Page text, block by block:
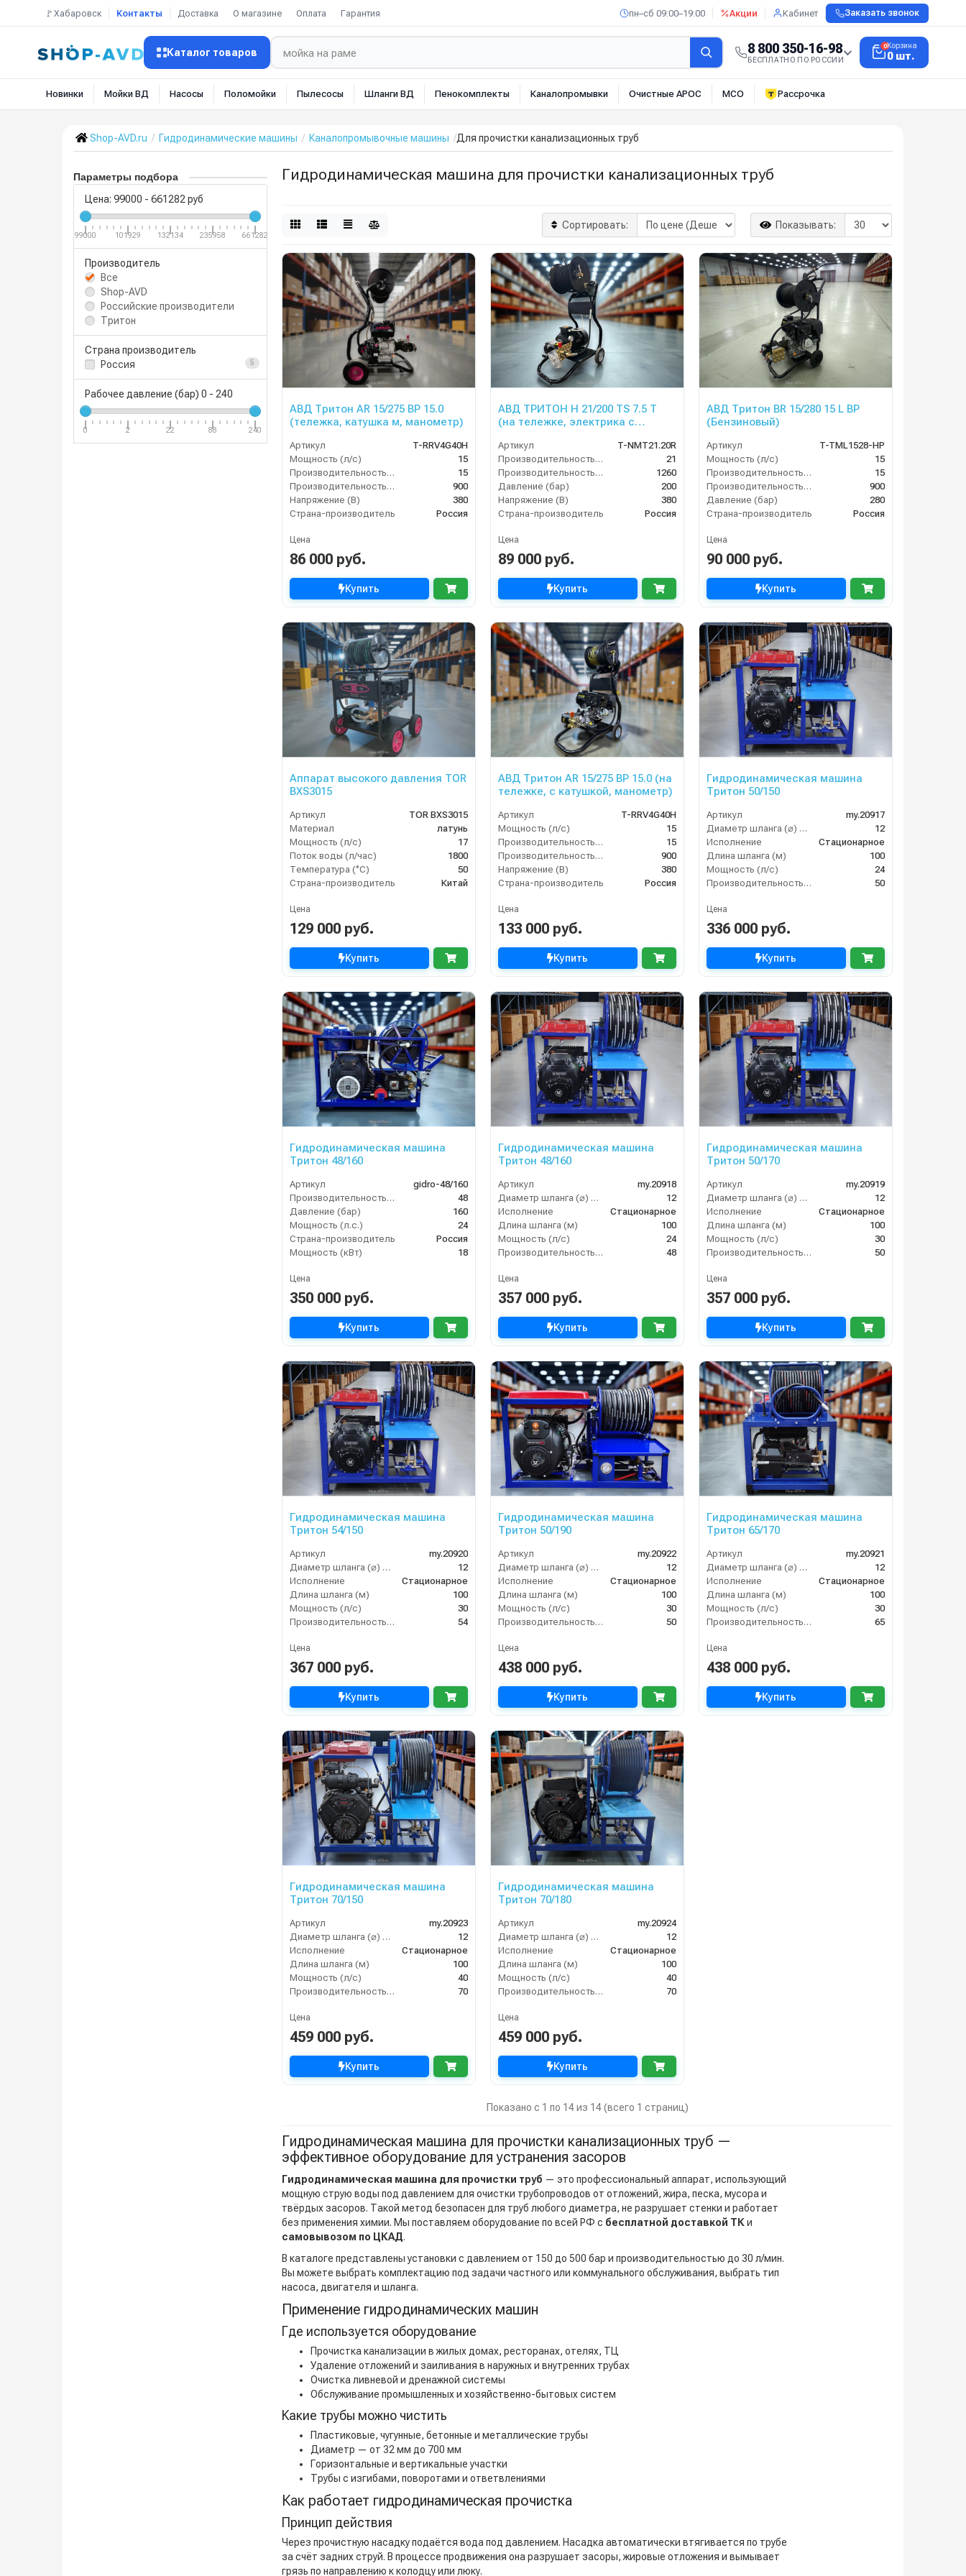
🚩Хабаровск Контакты Доставка О магазине Оплата Гарантия пн–сб 09:00–19:00 Акции Кабинет Заказать звонок
Каталог товаров 8 800 350-16-98
БЕСПЛАТНО ПО РОССИИ
0Корзина
0 шт.
Новинки Мойки ВД Насосы Поломойки Пылесосы Шланги ВД Пенокомплекты Каналопромывки Очистные АРОС МСО Рассрочка
Shop-AVD.ru Гидродинамические машины Каналопромывочные машины Для прочистки канализационных труб
Параметры подбора
Цена: 99000 - 661282 руб
99000 101929 132134 235958 661282
Производитель
Все
Shop-AVD
Российские производители
Тритон
Страна производитель
Россия
5
Рабочее давление (бар) 0 - 240
0 2 22 88 240
Гидродинамическая машина для прочистки канализационных труб
Сортировать: Показывать:
АВД Тритон AR 15/275 ВР 15.0
(тележка, катушка м, манометр)
Артикул
T-RRV4G40H
Мощность (л/с)
15
Производительность (л/мин)
15
Производительность (л/ч)
900
Напряжение (В)
380
Страна-производитель
Россия
Цена
86 000 руб.
Купить
АВД ТРИТОН H 21/200 TS 7.5 T
(на тележке, электрика с
Артикул
T-NMT21.20R
Производительность (л/мин)
21
Производительность (л/ч)
1260
Давление (бар)
200
Напряжение (В)
380
Страна-производитель
Россия
Цена
89 000 руб.
Купить
АВД Тритон BR 15/280 15 L BP
(Бензиновый)
Артикул
T-TML1528-HP
Мощность (л/с)
15
Производительность (л/мин)
15
Производительность (л/ч)
900
Давление (бар)
280
Страна-производитель
Россия
Цена
90 000 руб.
Купить
Аппарат высокого давления TOR
BXS3015
Артикул
TOR BXS3015
Материал
латунь
Мощность (л/с)
17
Поток воды (л/час)
1800
Температура (°C)
50
Страна-производитель
Китай
Цена
129 000 руб.
Купить
АВД Тритон AR 15/275 ВР 15.0 (на
тележке, с катушкой, манометр)
Артикул
T-RRV4G40H
Мощность (л/с)
15
Производительность (л/мин)
15
Производительность (л/ч)
900
Напряжение (В)
380
Страна-производитель
Россия
Цена
133 000 руб.
Купить
Гидродинамическая машина
Тритон 50/150
Артикул
my.20917
Диаметр шланга (⌀) мм:
12
Исполнение
Стационарное
Длина шланга (м)
100
Мощность (л/с)
24
Производительность (л/мин)
50
Цена
336 000 руб.
Купить
Гидродинамическая машина
Тритон 48/160
Артикул
gidro-48/160
Производительность (л/мин)
48
Давление (бар)
160
Мощность (л.с.)
24
Страна-производитель
Россия
Мощность (кВт)
18
Цена
350 000 руб.
Купить
Гидродинамическая машина
Тритон 48/160
Артикул
my.20918
Диаметр шланга (⌀) мм:
12
Исполнение
Стационарное
Длина шланга (м)
100
Мощность (л/с)
24
Производительность (л/мин)
48
Цена
357 000 руб.
Купить
Гидродинамическая машина
Тритон 50/170
Артикул
my.20919
Диаметр шланга (⌀) мм:
12
Исполнение
Стационарное
Длина шланга (м)
100
Мощность (л/с)
30
Производительность (л/мин)
50
Цена
357 000 руб.
Купить
Гидродинамическая машина
Тритон 54/150
Артикул
my.20920
Диаметр шланга (⌀) мм:
12
Исполнение
Стационарное
Длина шланга (м)
100
Мощность (л/с)
30
Производительность (л/мин)
54
Цена
367 000 руб.
Купить
Гидродинамическая машина
Тритон 50/190
Артикул
my.20922
Диаметр шланга (⌀) мм:
12
Исполнение
Стационарное
Длина шланга (м)
100
Мощность (л/с)
30
Производительность (л/мин)
50
Цена
438 000 руб.
Купить
Гидродинамическая машина
Тритон 65/170
Артикул
my.20921
Диаметр шланга (⌀) мм:
12
Исполнение
Стационарное
Длина шланга (м)
100
Мощность (л/с)
30
Производительность (л/мин)
65
Цена
438 000 руб.
Купить
Гидродинамическая машина
Тритон 70/150
Артикул
my.20923
Диаметр шланга (⌀) мм:
12
Исполнение
Стационарное
Длина шланга (м)
100
Мощность (л/с)
40
Производительность (л/мин)
70
Цена
459 000 руб.
Купить
Гидродинамическая машина
Тритон 70/180
Артикул
my.20924
Диаметр шланга (⌀) мм:
12
Исполнение
Стационарное
Длина шланга (м)
100
Мощность (л/с)
40
Производительность (л/мин)
70
Цена
459 000 руб.
Купить
Показано с 1 по 14 из 14 (всего 1 страниц)
Гидродинамическая машина для прочистки канализационных труб —
эффективное оборудование для устранения засоров
Гидродинамическая машина для прочистки труб — это профессиональный аппарат, использующий
мощную струю воды под давлением для очистки трубопроводов от отложений, жира, песка, мусора и
твёрдых засоров. Такой метод безопасен для труб любого диаметра, не разрушает стенки и работает
без применения химии. Мы поставляем оборудование по всей РФ с бесплатной доставкой ТКи
самовывозом по ЦКАД.
В каталоге представлены установки с давлением от 150 до 500 бар и производительностью до 30 л/мин.
Вы можете выбрать комплектацию под задачи частного или коммунального обслуживания, выбрать тип
насоса, двигателя и шланга.
Применение гидродинамических машин
Где используется оборудование
Прочистка канализации в жилых домах, ресторанах, отелях, ТЦ
Удаление отложений и заиливания в наружных и внутренних трубах
Очистка ливневой и дренажной системы
Обслуживание промышленных и хозяйственно-бытовых систем
Какие трубы можно чистить
Пластиковые, чугунные, бетонные и металлические трубы
Диаметр — от 32 мм до 700 мм
Горизонтальные и вертикальные участки
Трубы с изгибами, поворотами и ответвлениями
Как работает гидродинамическая прочистка
Принцип действия
Через прочистную насадку подаётся вода под давлением. Насадка автоматически втягивается по трубе
за счёт задних струй. В процессе продвижения она разрушает засоры, жировые отложения и вымывает
грязь по направлению к колодцу или люку.